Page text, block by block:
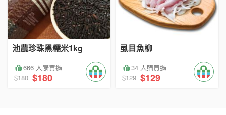
池農珍珠黑糯米1kg
666 人購買過
$180 $180
虱目魚柳
34 人購買過
$129 $129